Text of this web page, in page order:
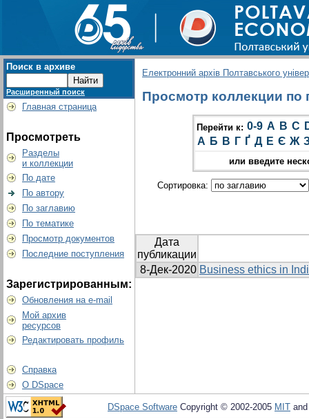
Поиск в архиве
Расширенный поиск
Главная страница
Просмотреть
Разделы
и коллекции
По дате
По автору
По заглавию
По тематике
Просмотр документов
Последние поступления
Зарегистрированным:
Обновления на e-mail
Мой архив
ресурсов
Редактировать профиль
Справка
О DSpace
Електронний архів Полтавського
Просмотр коллекции по
Перейти к: 0-9 A B C
А Б В Г Ґ Д Е Є Ж
или введите
Сортировка:
Дата
публикации
8-Дек-2020 Business ethics in
DSpace Software Copyright © 2002-2005 MIT